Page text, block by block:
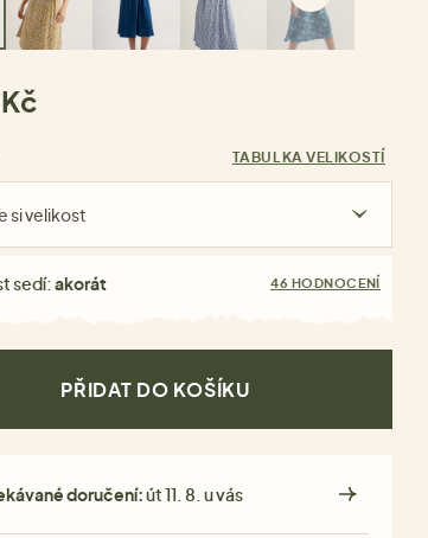
TABULKA VELIKOSTÍ
si velikost
sedí:akorát 46 HODNOCENÍ
PŘIDAT DO KOŠÍKU
doručení:út 11. 8. u vás